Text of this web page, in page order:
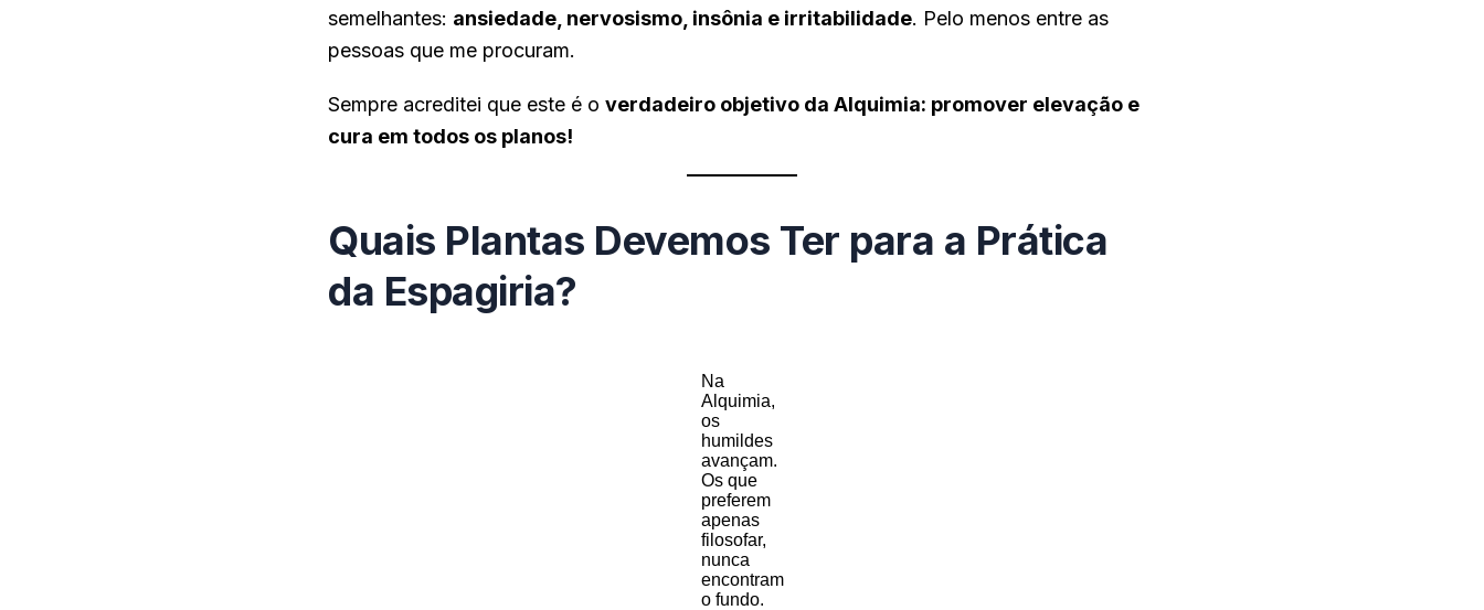
semelhantes: ansiedade, nervosismo, insônia e irritabilidade. Pelo menos entre as
pessoas que me procuram.
Sempre acreditei que este é o verdadeiro objetivo da Alquimia: promover elevação e
cura em todos os planos!
Quais Plantas Devemos Ter para a Prática
da Espagiria?
Na
Alquimia,
os
humildes
avançam.
Os que
preferem
apenas
filosofar,
nunca
encontram
o fundo.